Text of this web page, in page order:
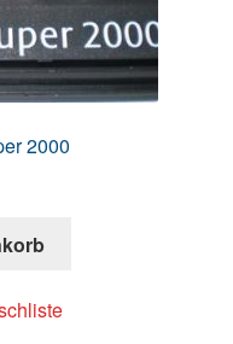
2000